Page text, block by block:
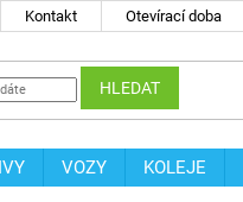
Kontakt Otevírací doba
HLEDAT
VOZY KOLEJE